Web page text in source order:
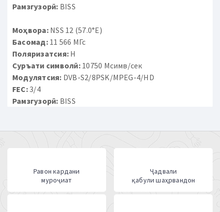
Рамзгузорӣ: BISS
Моҳвора:NSS 12 (57.0°E)
Басомад:11 566 МГс
Поляризатсия: H
Суръати символӣ:10750 Мсимв/сек
Модулятсия: DVB-S2/8PSK/MPEG-4/HD
FEC:3/4
Рамзгузорӣ: BISS
Равон кардани
муроҷиат
Ҷадвали
қабули шаҳрвандон